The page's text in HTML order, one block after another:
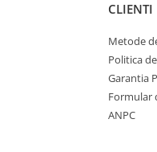
CLIENTI
Metode
Politica
Garantia
Formular
ANPC